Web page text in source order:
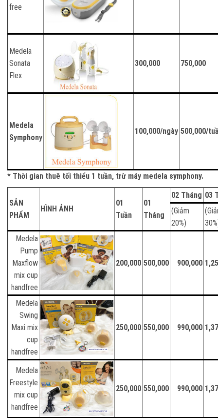
free
Medela
Sonata
Flex
300,000 750,000
Medela
Symphony
100,000/ngày 500,000/
* Thời gian thuê tối thiểu 1 tuần, trừ máy medela symphony.
SẢN
PHẨM
HÌNH ẢNH
01
Tuần
01
Tháng
02 Tháng 03
(Giảm
20%)
Medela
Pump
Maxflow
mix cup
handfree
200,000 500,000 900,000
Medela
Swing
Maxi mix
cup
handfree
250,000 550,000 990,000
Medela
Freestyle
mix cup
handfree
250,000 550,000 990,000